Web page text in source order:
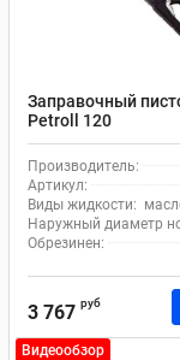
Заправочный
Petroll 120
Производитель:
Артикул:
Виды жидкости:
Наружный диаметр
Обрезинен:
3 767 руб
Видеообзор